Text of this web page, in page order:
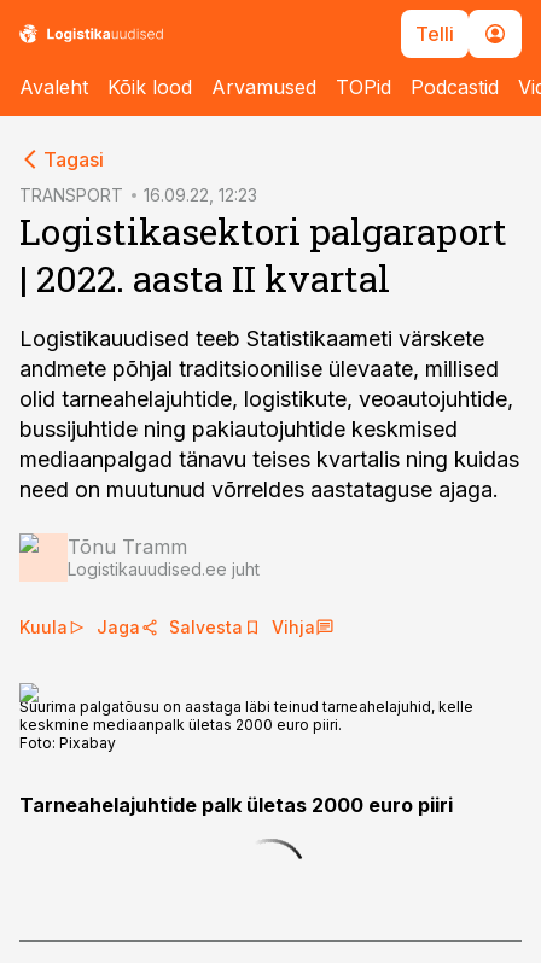
Telli
Avaleht Kõik lood Arvamused TOPid Podcastid
Tagasi
TRANSPORT 16.09.22, 12:23
Logistikasektori palgaraport
| 2022. aasta II kvartal
Logistikauudised teeb Statistikaameti värskete
andmete põhjal traditsioonilise ülevaate, millised
olid tarneahelajuhtide, logistikute, veoautojuhtide,
bussijuhtide ning pakiautojuhtide keskmised
mediaanpalgad tänavu teises kvartalis ning kuidas
need on muutunud võrreldes aastataguse ajaga.
Tõnu Tramm
Logistikauudised.ee juht
Kuula Jaga Salvesta Vihja
Suurima palgatõusu on aastaga läbi teinud tarneahelajuhid, kelle
keskmine mediaanpalk ületas 2000 euro piiri.
Foto: Pixabay
Tarneahelajuhtide palk ületas 2000 euro piiri